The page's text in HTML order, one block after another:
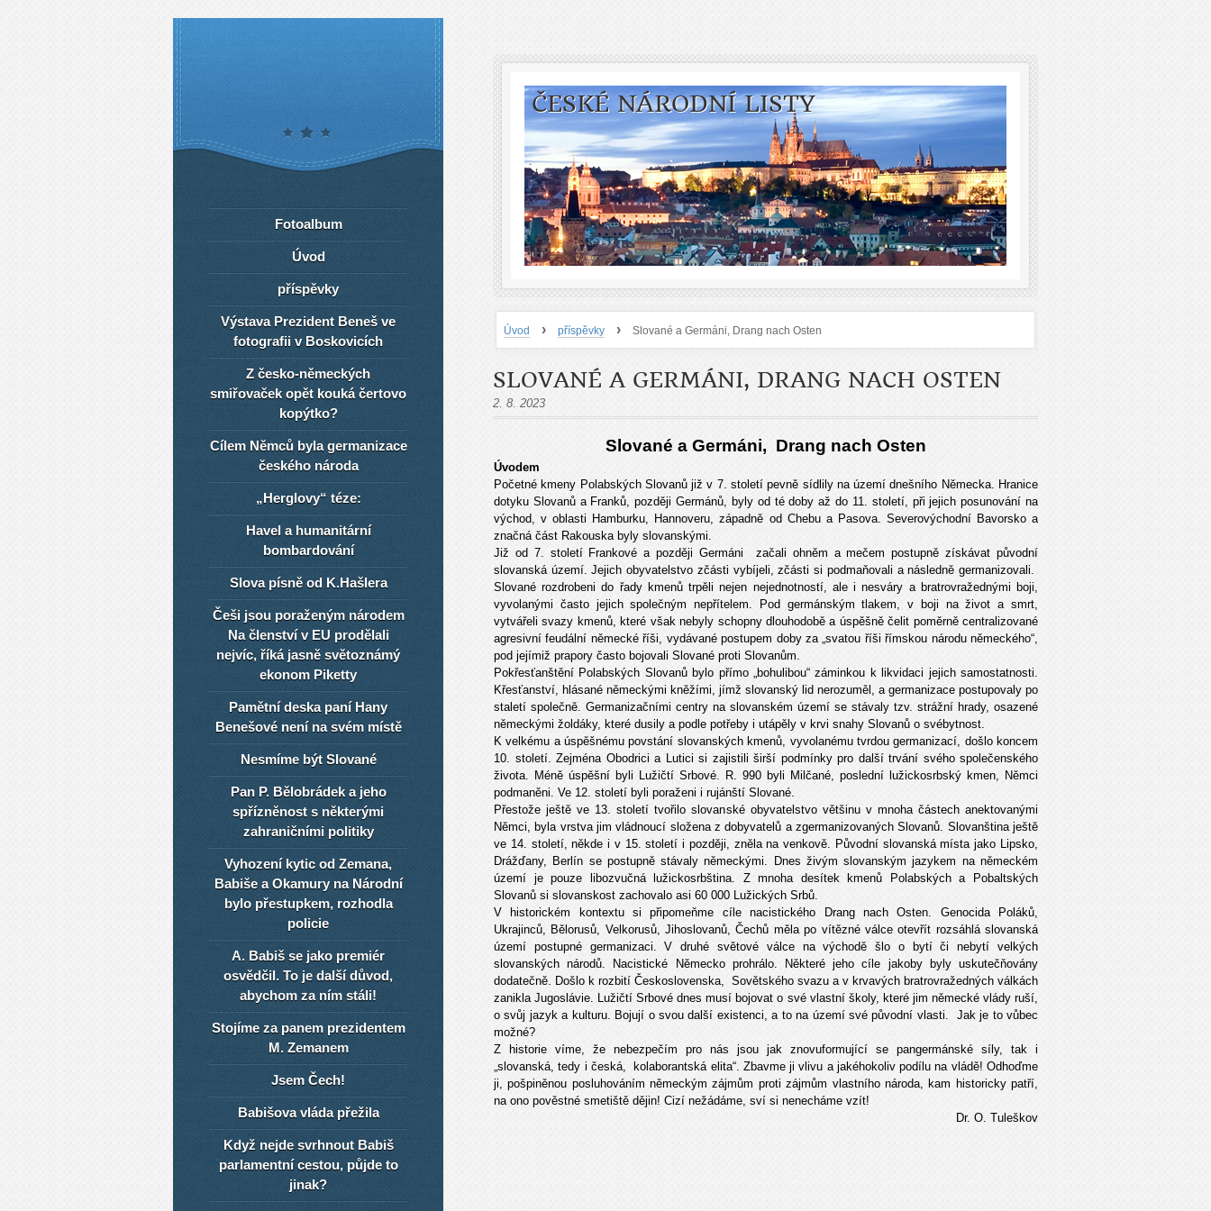
ČESKÉ NÁRODNÍ LISTY
Úvod › příspěvky › Slované a Germáni, Drang nach Osten
SLOVANÉ A GERMÁNI, DRANG NACH OSTEN
2. 8. 2023
Slované a Germáni, Drang nach Osten
Úvodem
Početné kmeny Polabských Slovanů již v 7. století pevně sídlily na území dnešního Německa. Hranice
dotyku Slovanů a Franků, později Germánů, byly od té doby až do 11. století, při jejich posunování na
východ, v oblasti Hamburku, Hannoveru, západně od Chebu a Pasova. Severovýchodní Bavorsko a
značná část Rakouska byly slovanskými.
Již od 7. století Frankové a později Germáni začali ohněm a mečem postupně získávat původní
slovanská území. Jejich obyvatelstvo zčásti vybíjeli, zčásti si podmaňovali a následně germanizovali.
Slované rozdrobeni do řady kmenů trpěli nejen nejednotností, ale i nesváry a bratrovražednými boji,
vyvolanými často jejich společným nepřítelem. Pod germánským tlakem, v boji na život a smrt,
vytvářeli svazy kmenů, které však nebyly schopny dlouhodobě a úspěšně čelit poměrně centralizované
agresivní feudální německé říši, vydávané postupem doby za „svatou říši římskou národu německého“,
pod jejímiž prapory často bojovali Slované proti Slovanům.
Pokřesťanštění Polabských Slovanů bylo přímo „bohulibou“ záminkou k likvidaci jejich samostatnosti.
Křesťanství, hlásané německými kněžími, jímž slovanský lid nerozuměl, a germanizace postupovaly po
staletí společně. Germanizačními centry na slovanském území se stávaly tzv. strážní hrady, osazené
německými žoldáky, které dusily a podle potřeby i utápěly v krvi snahy Slovanů o svébytnost.
K velkému a úspěšnému povstání slovanských kmenů, vyvolanému tvrdou germanizací, došlo koncem
10. století. Zejména Obodrici a Lutici si zajistili širší podmínky pro další trvání svého společenského
života. Méně úspěšní byli Lužičtí Srbové. R. 990 byli Milčané, poslední lužickosrbský kmen, Němci
podmaněni. Ve 12. století byli poraženi i rujánští Slované.
Přestože ještě ve 13. století tvořilo slovanské obyvatelstvo většinu v mnoha částech anektovanými
Němci, byla vrstva jim vládnoucí složena z dobyvatelů a zgermanizovaných Slovanů. Slovanština ještě
ve 14. století, někde i v 15. století i později, zněla na venkově. Původní slovanská místa jako Lipsko,
Drážďany, Berlín se postupně stávaly německými. Dnes živým slovanským jazykem na německém
území je pouze libozvučná lužickosrbština. Z mnoha desítek kmenů Polabských a Pobaltských
Slovanů si slovanskost zachovalo asi 60 000 Lužických Srbů.
V historickém kontextu si připomeňme cíle nacistického Drang nach Osten. Genocida Poláků,
Ukrajinců, Bělorusů, Velkorusů, Jihoslovanů, Čechů měla po vítězné válce otevřít rozsáhlá slovanská
území postupné germanizaci. V druhé světové válce na východě šlo o bytí či nebytí velkých
slovanských národů. Nacistické Německo prohrálo. Některé jeho cíle jakoby byly uskutečňovány
dodatečně. Došlo k rozbití Československa, Sovětského svazu a v krvavých bratrovražedných válkách
zanikla Jugoslávie. Lužičtí Srbové dnes musí bojovat o své vlastní školy, které jim německé vlády ruší,
o svůj jazyk a kulturu. Bojují o svou další existenci, a to na území své původní vlasti. Jak je to vůbec
možné?
Z historie víme, že nebezpečím pro nás jsou jak znovuformující se pangermánské síly, tak i
„slovanská, tedy i česká, kolaborantská elita“. Zbavme ji vlivu a jakéhokoliv podílu na vládě! Odhoďme
ji, pošpiněnou posluhováním německým zájmům proti zájmům vlastního národa, kam historicky patří,
na ono pověstné smetiště dějin! Cizí nežádáme, sví si nenecháme vzít!
Dr. O. Tuleškov
Fotoalbum
Úvod
příspěvky
Výstava Prezident Beneš ve
fotografii v Boskovicích
Z česko-německých
smiřovaček opět kouká čertovo
kopýtko?
Cílem Němců byla germanizace
českého národa
„Herglovy“ téze:
Havel a humanitární
bombardování
Slova písně od K.Hašlera
Češi jsou poraženým národem
Na členství v EU prodělali
nejvíc, říká jasně světoznámý
ekonom Piketty
Pamětní deska paní Hany
Benešové není na svém místě
Nesmíme být Slované
Pan P. Bělobrádek a jeho
spřízněnost s některými
zahraničními politiky
Vyhození kytic od Zemana,
Babiše a Okamury na Národní
bylo přestupkem, rozhodla
policie
A. Babiš se jako premiér
osvědčil. To je další důvod,
abychom za ním stáli!
Stojíme za panem prezidentem
M. Zemanem
Jsem Čech!
Babišova vláda přežila
Když nejde svrhnout Babiš
parlamentní cestou, půjde to
jinak?